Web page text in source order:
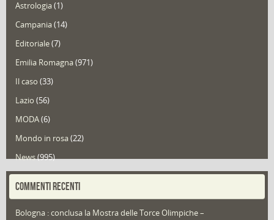
Astrologia(1)
Campania(14)
Editoriale(7)
Emilia Romagna(971)
Il caso (33)
Lazio (56)
MODA(6)
Mondo in rosa(22)
News(995)
Portfolio(1)
Redazioni(1.052)
COMMENTI RECENTI
Bologna : conclusa la Mostra delle Torce Olimpiche –